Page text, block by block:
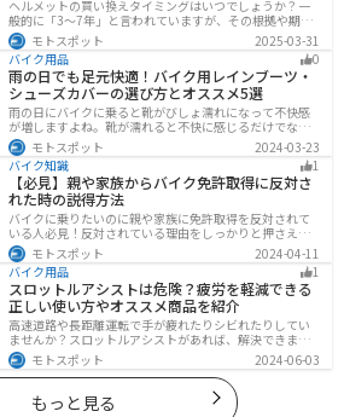
ヘルメットの買い換えタイミングはいつでしょうか？一
般的に「3〜7年」と言われていますが、その根拠や期限
前でも早めに交換した方がいいケースを紹介します。安
全にバイクに乗るためにもヘルメットの寿命についてし
っかりと理解しておきましょう。
モトスポット
2025-03-31
バイク用品
0
雨の日でも足元快適！バイク用レインブーツ・
シューズカバーの選び方とオススメ5選
雨の日にバイクに乗ると靴がびしょ濡れになって不快感
が増しますよね。靴が濡れると不快に感じるだけでなく
操作性にも影響が出るので事故の原因にもなります。ブ
ーツカバーを使うことで靴を雨や汚れから防ぐことがで
きます。防風効果もあるので寒さ対策にもなります。
モトスポット
2024-03-23
バイク知識
1
【必見】親や家族からバイク免許取得に反対さ
れた時の説得方法
バイクに乗りたいのに親や家族に免許取得を反対されて
いる人必見！反対されている理由をしっかりと押さえて
おけば相手に理解してもらえます。無闇に説得するので
はなく、誠意を持って対応することが大切です。この記
事では理由や説得の手順、テクニックをまとめました。
モトスポット
2024-04-11
バイク用品
1
スロットルアシストは危険？疲労を軽減できる
正しい使い方やオススメ商品を紹介
高速道路や長距離運転で手が疲れたりシビれたりしてい
ませんか？スロットルアシストがあれば、解決できま
す。この記事ではスロットルアシストを安全に使う場
面、危険性、種類、オススメの商品について解説しま
す。長距離運転をもっと楽にしたいと思っている人は参
考にしてください。
モトスポット 2024-06-03
もっと見る